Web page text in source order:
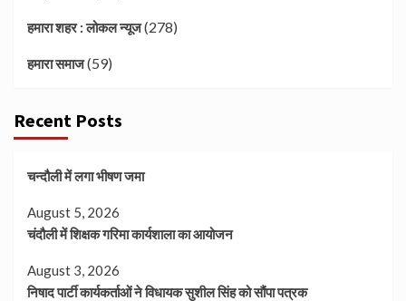
हमारा शहर : लोकल न्यूज(278)
हमारा समाज(59)
Recent Posts
चन्दौली में लगा भीषण जमा
August 5, 2026
चंदौली में शिक्षक गरिमा कार्यशाला का आयोजन
August 3, 2026
निषाद पार्टी कार्यकर्ताओं ने विधायक सुशील सिंह को सौंपा पत्रक